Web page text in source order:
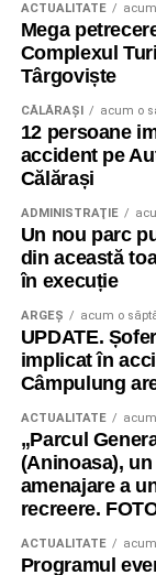
ACTUALITATE
Mega
Complexul
Târgoviște
CĂLĂRAŞI acum o
12 persoane
accident pe
Călărași
ADMINISTRAŢIE
Un nou parc
din această
în execuție
ARGEȘ acum o
UPDATE.
implicat în
Câmpulung
ACTUALITATE
„Parcul
(Aninoasa),
amenajare a
recreere.
ACTUALITATE
Programul